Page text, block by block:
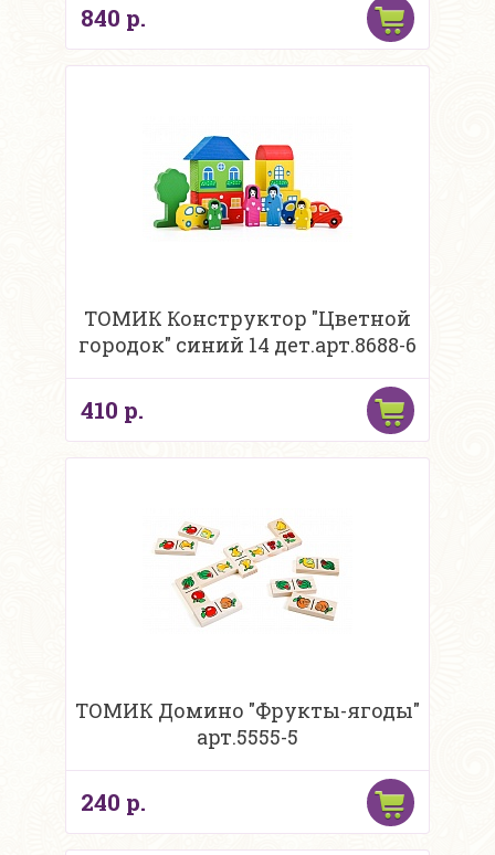
840 р.
ТОМИК Конструктор "Цветной
городок" синий 14 дет.арт.8688-6
410 р.
ТОМИК Домино "Фрукты-ягоды"
арт.5555-5
240 р.